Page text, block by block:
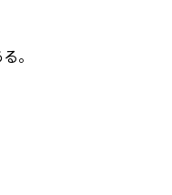
。